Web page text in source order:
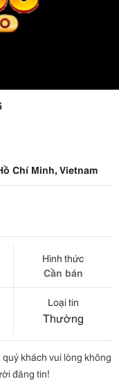
Chí Minh, Vietnam
Hình thức
Cần bán
Loại tin
Thường
khách vui lòng không
đăng tin!